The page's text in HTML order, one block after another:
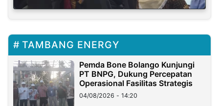
TAMBANG ENERGY
Pemda Bone Bolango Kunjungi
PT BNPG, Dukung Percepatan
Operasional Fasilitas Strategis
04/08/2026 - 14:20